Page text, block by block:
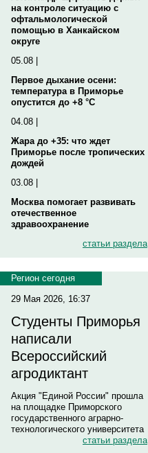
на контроле ситуацию с
офтальмологической
помощью в Ханкайском
округе
05.08 |
Первое дыхание осени:
температура в Приморье
опустится до +8 °C
04.08 |
Жара до +35: что ждет
Приморье после тропических
дождей
03.08 |
Москва помогает развивать
отечественное
здравоохранение
статьи раздела
Регион сегодня
29 Мая 2026, 16:37
Студенты Приморья
написали
Всероссийский
агродиктант
Акция "Единой России" прошла
на площадке Приморского
государственного аграрно-
технологического университета
статьи раздела